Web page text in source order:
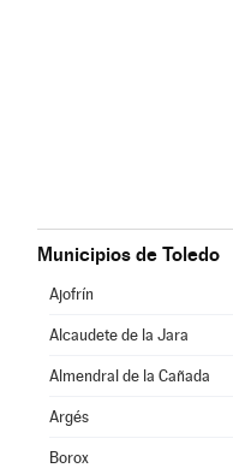
Municipios de Toledo
Ajofrín
Alcaudete de la Jara
Almendral de la Cañada
Argés
Borox